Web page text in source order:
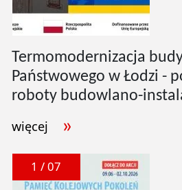
Termomodernizacja
Państwowego w Łodzi -
roboty budowlano-
więcej
1 / 07